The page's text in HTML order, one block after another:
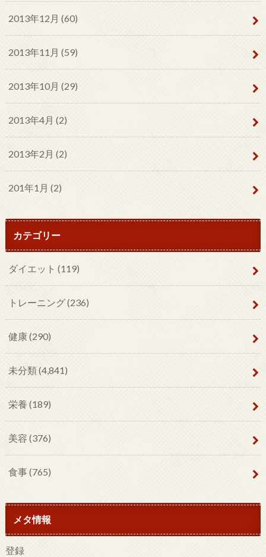
2013年12月 (60)
2013年11月 (59)
2013年10月 (29)
2013年4月 (2)
2013年2月 (2)
201年1月 (2)
カテゴリー
ダイエット (119)
トレーニング(236)
健康(290)
未分類(4,841)
栄養 (189)
美容 (376)
食事(765)
メタ情報
登録